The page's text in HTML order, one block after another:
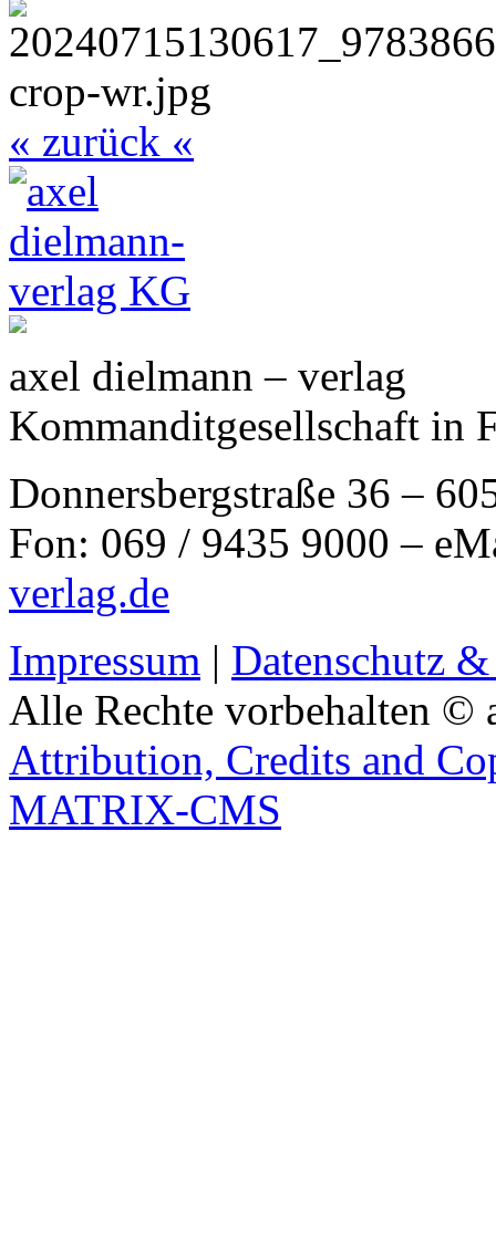
« zurück «
axel dielmann – verlag
Kommanditgesellschaft in
Donnersbergstraße 36 –
Fon: 069 / 9435 9000 –
verlag.de
Impressum | Datenschutz
Alle Rechte vorbehalten ©
Attribution, Credits and
MATRIX-CMS